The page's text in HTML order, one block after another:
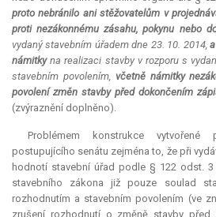
proto nebránilo ani stěžovatelům v
proti nezákonnému zásahu, pokynu nebo
vydaný stavebním úřadem dne 23. 10. 2014,
námitkyna realizaci stavby v rozporu s
stavebním povolením, včetně námitky
povolení změn stavby před dokončením
(zvýraznění doplněno).
Problémem konstrukce
postupujícího senátu zejména to, že při
hodnotí stavební úřad podle § 122 odst.
stavebního zákona již pouze soulad
rozhodnutím a stavebním povolením (ve
zrušení rozhodnutí o změně stavby před